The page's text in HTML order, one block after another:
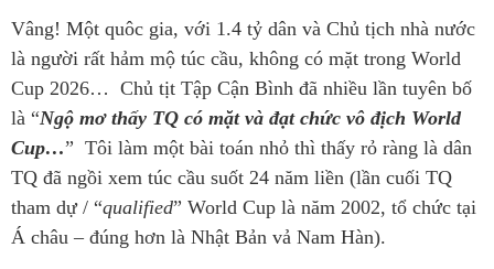
Vâng! Một quôc gia, với 1.4 tỷ dân và Chủ tịch nhà nước
là người rất hảm mộ túc cầu, không có mặt trong World
Cup 2026… Chủ tịt Tập Cận Bình đã nhiều lần tuyên bố
là “Ngộ mơ thấy TQ có mặt và đạt chức vô địch World
Cup…” Tôi làm một bài toán nhỏ thì thấy rỏ ràng là dân
TQ đã ngồi xem túc cầu suốt 24 năm liền (lần cuối TQ
tham dự / “qualified” World Cup là năm 2002, tổ chức tại
Á châu – đúng hơn là Nhật Bản vả Nam Hàn).